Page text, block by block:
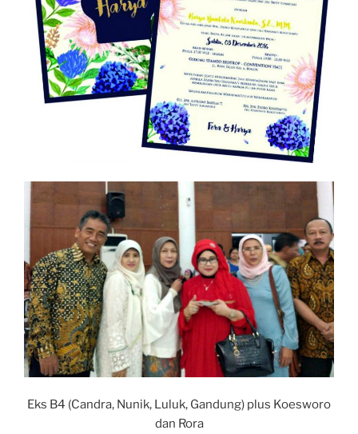
Eks B4 (Candra, Nunik, Luluk, Gandung) plus Koesworo
dan Rora